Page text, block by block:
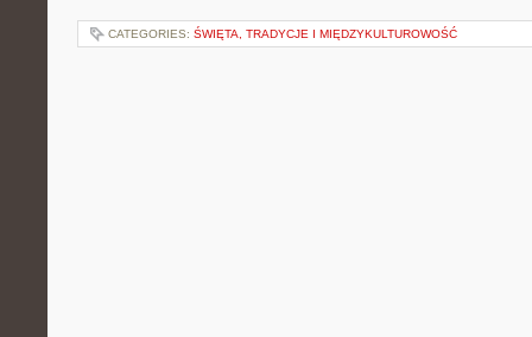
CATEGORIES: ŚWIĘTA, TRADYCJE I MIĘDZYKULTUROWOŚĆ